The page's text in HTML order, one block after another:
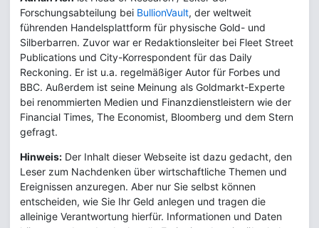
Forschungsabteilung bei BullionVault, der weltweit
führenden Handelsplattform für physische Gold- und
Silberbarren. Zuvor war er Redaktionsleiter bei Fleet Street
Publications und City-Korrespondent für das Daily
Reckoning. Er ist u.a. regelmäßiger Autor für Forbes und
BBC. Außerdem ist seine Meinung als Goldmarkt-Experte
bei renommierten Medien und Finanzdienstleistern wie der
Financial Times, The Economist, Bloomberg und dem Stern
gefragt.
Hinweis: Der Inhalt dieser Webseite ist dazu gedacht, den
Leser zum Nachdenken über wirtschaftliche Themen und
Ereignissen anzuregen. Aber nur Sie selbst können
entscheiden, wie Sie Ihr Geld anlegen und tragen die
alleinige Verantwortung hierfür. Informationen und Daten